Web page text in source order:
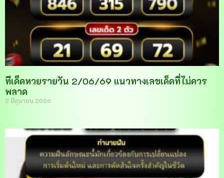
ทีเด็ดหวยรายวัน 2/06/69 แนวทางเลขเด็ดที่ไม่ควร
พลาด
2 มิถุนายน 2026